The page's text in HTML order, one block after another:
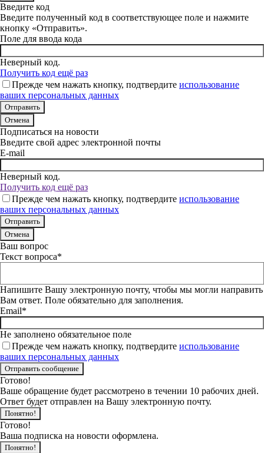
Введите код
Введите полученный код в соответствующее поле и нажмите
кнопку «Отправить».
Поле для ввода кода
Неверный код.
Получить код ещё раз
Прежде чем нажать кнопку, подтвердите использование
ваших персональных данных
Отмена
Подписаться на новости
Введите свой адрес электронной почты
E-mail
Неверный код.
Получить код ещё раз
Прежде чем нажать кнопку, подтвердите использование
ваших персональных данных
Отмена
Ваш вопрос
Текст вопроса*
Напишите Вашу электронную почту, чтобы мы могли направить
Вам ответ. Поле обязательно для заполнения.
Email*
Не заполнено обязательное поле
Прежде чем нажать кнопку, подтвердите использование
ваших персональных данных
Готово!
Ваше обращение будет рассмотрено в течении 10 рабочих дней.
Ответ будет отправлен на Вашу электронную почту.
Понятно!
Готово!
Ваша подписка на новости оформлена.
Понятно!